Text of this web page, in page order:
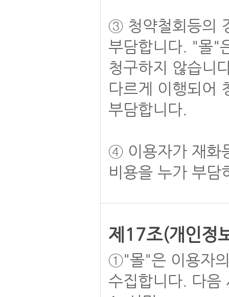
③ 청약철회등의
부담합니다. "몰"
청구하지 않습니
다르게 이행되어
부담합니다.
④ 이용자가 재화
비용을 누가 부담
제17조(개인정
①"몰"은 이용자
수집합니다. 다음